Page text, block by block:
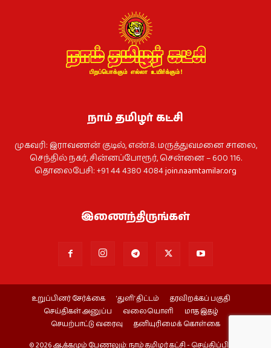
நாம் தமிழர் கட்சி
முகவரி: இராவணன் குடில், எண்.8. மருத்துவமனை சாலை,
செந்தில் நகர், சின்னப்போரூர், சென்னை – 600 116.
தொலைபேசி: +91 44 4380 4084join.naamtamilar.org
இணைந்திருங்கள்
உறுப்பினர் சேர்க்கை ‘துளி’ திட்டம்
தரவிறக்கப் பகுதி
செய்திகள் அனுப்ப
வலையொளி
மாத இதழ்
செயற்பாட்டு வரைவு
தனியுரிமைக் கொள்கை
© 2026 ஆக்கமும் பேணலும்: நாம் தமிழர் கட்சி - செய்திப்பிரிவு